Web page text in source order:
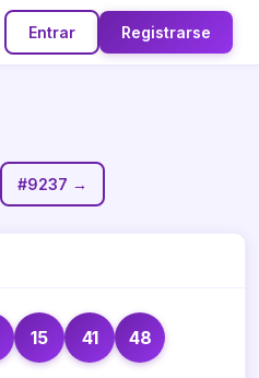
Entrar Registrarse
#9237 →
15 41 48